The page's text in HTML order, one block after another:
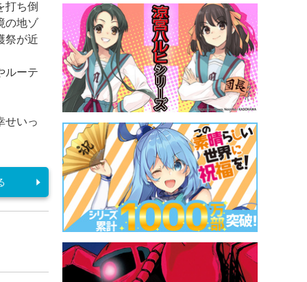
打ち倒
の地ゾ
祭が近
ルーテ
せいっ